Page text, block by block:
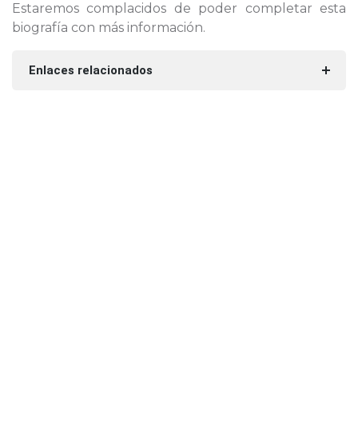
Estaremos complacidos de poder completar esta
biografía con más información.
Enlaces relacionados